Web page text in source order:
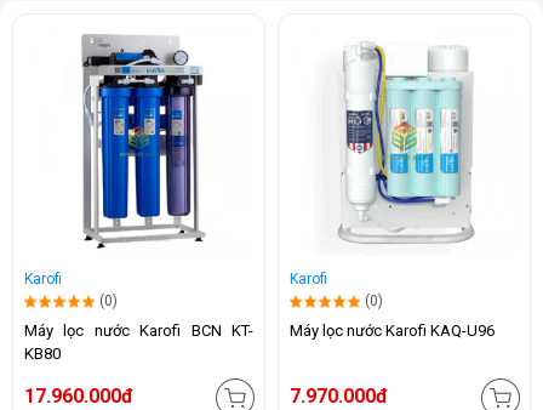
Karofi
(0)
Máy lọc nước Karofi BCN KT-
KB80
17.960.000đ
Karofi
(0)
Máy lọc nước Karofi KAQ-U96
7.970.000đ